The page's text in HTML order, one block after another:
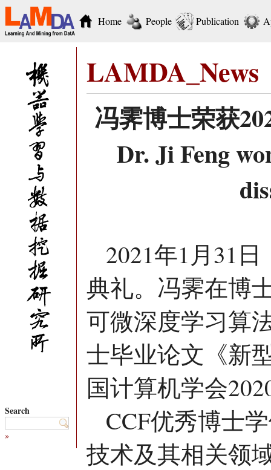
Home People Publication
Search
»
LAMDA_News
冯霁博士荣获
Dr. Ji Feng
2021年1月31
典礼。冯霁在博
可微深度学习算
士毕业论文《新
国计算机学会
CCF优秀博士
技术及其相关领